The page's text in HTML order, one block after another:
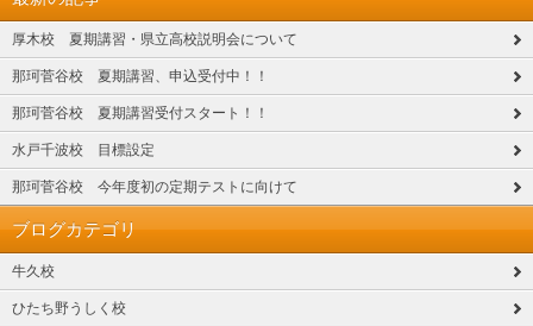
厚木校 夏期講習・県立高校説明会について
那珂菅谷校 夏期講習、申込受付中！！
那珂菅谷校 夏期講習受付スタート！！
水戸千波校 目標設定
那珂菅谷校 今年度初の定期テストに向けて
ブログカテゴリ
牛久校
ひたち野うしく校